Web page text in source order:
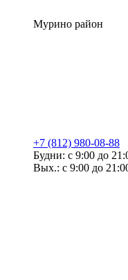
Мурино район
+7 (812) 980-08-88
Будни: с 9:00 до
Вых.: с 9:00 до